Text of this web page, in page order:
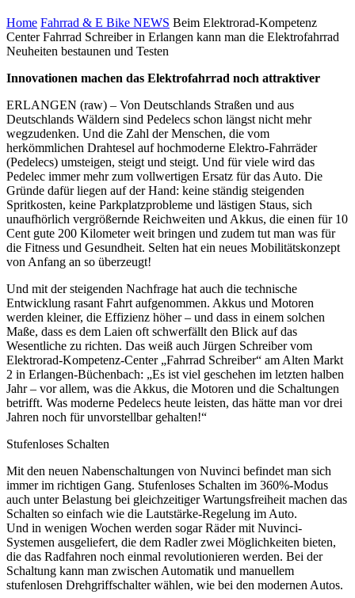
Home Fahrrad & E Bike NEWS Beim Elektrorad-Kompetenz
Center Fahrrad Schreiber in Erlangen kann man die Elektrofahrrad
Neuheiten bestaunen und Testen
Innovationen machen das Elektrofahrrad noch attraktiver
ERLANGEN (raw) – Von Deutschlands Straßen und aus
Deutschlands Wäldern sind Pedelecs schon längst nicht mehr
wegzudenken. Und die Zahl der Menschen, die vom
herkömmlichen Drahtesel auf hochmoderne Elektro-Fahrräder
(Pedelecs) umsteigen, steigt und steigt. Und für viele wird das
Pedelec immer mehr zum vollwertigen Ersatz für das Auto. Die
Gründe dafür liegen auf der Hand: keine ständig steigenden
Spritkosten, keine Parkplatzprobleme und lästigen Staus, sich
unaufhörlich vergrößernde Reichweiten und Akkus, die einen für 10
Cent gute 200 Kilometer weit bringen und zudem tut man was für
die Fitness und Gesundheit. Selten hat ein neues Mobilitätskonzept
von Anfang an so überzeugt!
Und mit der steigenden Nachfrage hat auch die technische
Entwicklung rasant Fahrt aufgenommen. Akkus und Motoren
werden kleiner, die Effizienz höher – und dass in einem solchen
Maße, dass es dem Laien oft schwerfällt den Blick auf das
Wesentliche zu richten. Das weiß auch Jürgen Schreiber vom
Elektrorad-Kompetenz-Center „Fahrrad Schreiber“ am Alten Markt
2 in Erlangen-Büchenbach: „Es ist viel geschehen im letzten halben
Jahr – vor allem, was die Akkus, die Motoren und die Schaltungen
betrifft. Was moderne Pedelecs heute leisten, das hätte man vor drei
Jahren noch für unvorstellbar gehalten!“
Stufenloses Schalten
Mit den neuen Nabenschaltungen von Nuvinci befindet man sich
immer im richtigen Gang. Stufenloses Schalten im 360%-Modus
auch unter Belastung bei gleichzeitiger Wartungsfreiheit machen das
Schalten so einfach wie die Lautstärke-Regelung im Auto.
Und in wenigen Wochen werden sogar Räder mit Nuvinci-
Systemen ausgeliefert, die dem Radler zwei Möglichkeiten bieten,
die das Radfahren noch einmal revolutionieren werden. Bei der
Schaltung kann man zwischen Automatik und manuellem
stufenlosen Drehgriffschalter wählen, wie bei den modernen Autos.